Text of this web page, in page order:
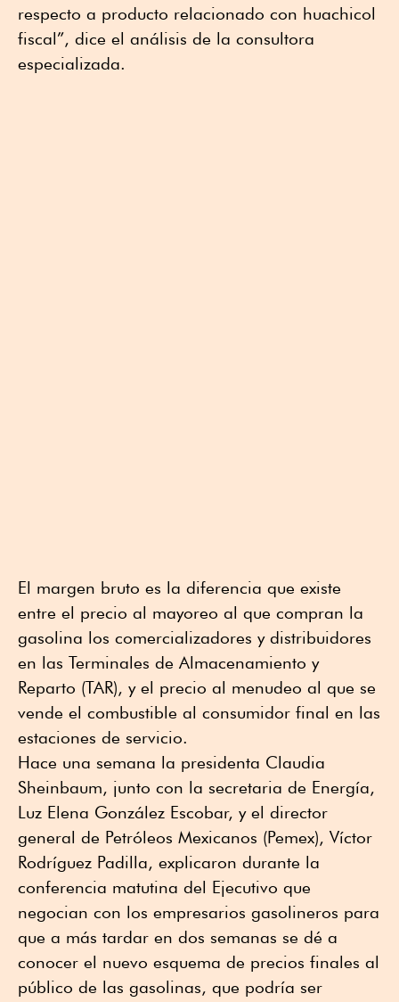
respecto a producto relacionado con huachicol
fiscal”, dice el análisis de la consultora
especializada.
El margen bruto es la diferencia que existe
entre el precio al mayoreo al que compran la
gasolina los comercializadores y distribuidores
en las Terminales de Almacenamiento y
Reparto (TAR), y el precio al menudeo al que se
vende el combustible al consumidor final en las
estaciones de servicio.
Hace una semana la presidenta Claudia
Sheinbaum, junto con la secretaria de Energía,
Luz Elena González Escobar, y el director
general de Petróleos Mexicanos (Pemex), Víctor
Rodríguez Padilla, explicaron durante la
conferencia matutina del Ejecutivo que
negocian con los empresarios gasolineros para
que a más tardar en dos semanas se dé a
conocer el nuevo esquema de precios finales al
público de las gasolinas, que podría ser